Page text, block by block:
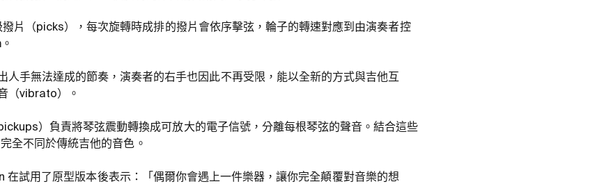
片（picks），每次旋轉時成排的撥片會依序擊弦，輪子的轉速對應到由演奏者控
人手無法達成的節奏，演奏者的右手也因此不再受限，能以全新的方式與吉他互
（vibrato）。
）負責將琴弦震動轉換成可放大的電子信號，分離每根琴弦的聲音。結合這些
全不同於傳統吉他的音色。
在試用了原型版本後表示：「偶爾你會遇上一件樂器，讓你完全顛覆對音樂的想